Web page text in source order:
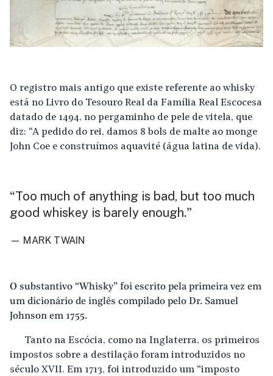
O registro mais antigo que existe referente ao whisky
está no Livro do Tesouro Real da Família Real Escocesa
datado de 1494, no pergaminho de pele de vitela, que
diz: “A pedido do rei, damos 8 bols de malte ao monge
John Coe e construímos aquavité (água latina de vida).
“Too much of anything is bad, but too much
good whiskey is barely enough.”
— MARK TWAIN
O substantivo “Whisky” foi escrito pela primeira vez em
um dicionário de inglês compilado pelo Dr. Samuel
Johnson em 1755.
Tanto na Escócia, como na Inglaterra, os primeiros
impostos sobre a destilação foram introduzidos no
século XVII. Em 1713, foi introduzido um “imposto